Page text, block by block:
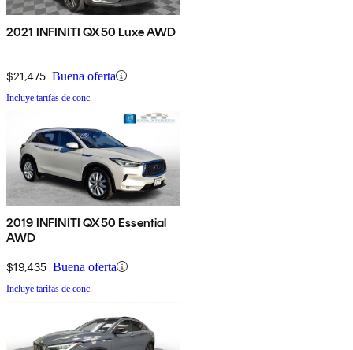
2021 INFINITI QX50 Luxe AWD
$21,475 Buena oferta
Incluye tarifas de conc.
2019 INFINITI QX50 Essential
AWD
$19,435 Buena oferta
Incluye tarifas de conc.